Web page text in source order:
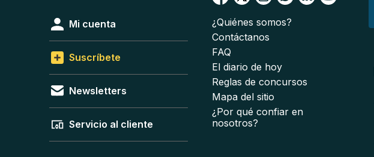
Mi cuenta
Suscríbete
Newsletters
Servicio al cliente
¿Quiénes somos?
Contáctanos
FAQ
El diario de hoy
Reglas de concursos
Mapa del sitio
¿Por qué confiar en
nosotros?